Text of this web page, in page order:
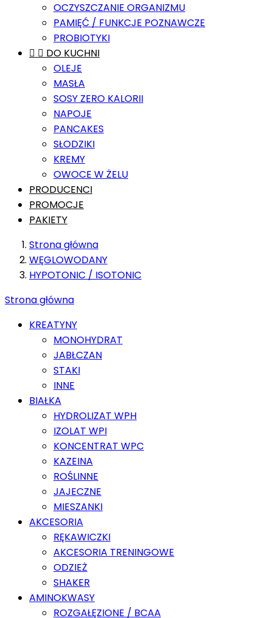
OCZYSZCZANIE ORGANIZMU
PAMIĘĆ / FUNKCJE POZNAWCZE
PROBIOTYKI
  DO KUCHNI
OLEJE
MASŁA
SOSY ZERO KALORII
NAPOJE
PANCAKES
SŁODZIKI
KREMY
OWOCE W ŻELU
PRODUCENCI
PROMOCJE
PAKIETY
Strona główna
WĘGLOWODANY
HYPOTONIC / ISOTONIC
Strona główna
KREATYNY
MONOHYDRAT
JABŁCZAN
STAKI
INNE
BIAŁKA
HYDROLIZAT WPH
IZOLAT WPI
KONCENTRAT WPC
KAZEINA
ROŚLINNE
JAJECZNE
MIESZANKI
AKCESORIA
RĘKAWICZKI
AKCESORIA TRENINGOWE
ODZIEŻ
SHAKER
AMINOKWASY
ROZGAŁĘZIONE / BCAA